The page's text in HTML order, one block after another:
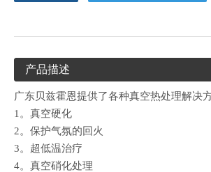
产品描述
广东贝兹霍恩提供了各种真空热处理解决
1。真空硬化
2。保护气氛的回火
3。超低温治疗
4。真空硝化处理